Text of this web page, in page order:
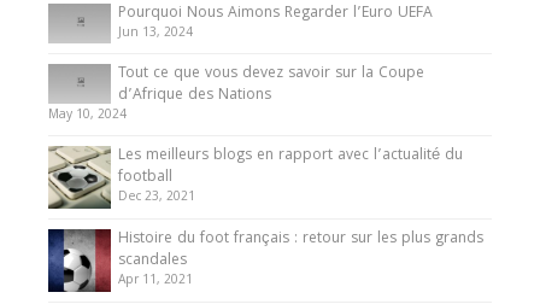
Pourquoi Nous Aimons Regarder l’Euro UEFA
Jun 13, 2024
Tout ce que vous devez savoir sur la Coupe
d’Afrique des Nations
May 10, 2024
Les meilleurs blogs en rapport avec l’actualité du
football
Dec 23, 2021
Histoire du foot français : retour sur les plus grands
scandales
Apr 11, 2021